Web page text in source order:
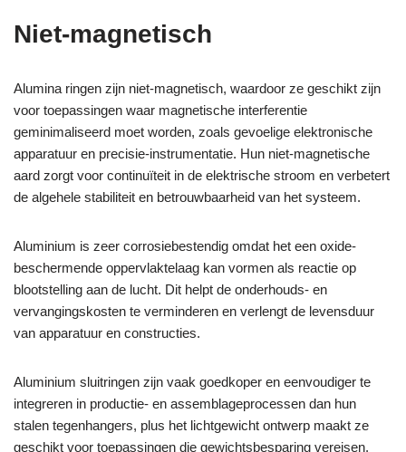
Niet-magnetisch
Alumina ringen zijn niet-magnetisch, waardoor ze geschikt zijn
voor toepassingen waar magnetische interferentie
geminimaliseerd moet worden, zoals gevoelige elektronische
apparatuur en precisie-instrumentatie. Hun niet-magnetische
aard zorgt voor continuïteit in de elektrische stroom en verbetert
de algehele stabiliteit en betrouwbaarheid van het systeem.
Aluminium is zeer corrosiebestendig omdat het een oxide-
beschermende oppervlaktelaag kan vormen als reactie op
blootstelling aan de lucht. Dit helpt de onderhouds- en
vervangingskosten te verminderen en verlengt de levensduur
van apparatuur en constructies.
Aluminium sluitringen zijn vaak goedkoper en eenvoudiger te
integreren in productie- en assemblageprocessen dan hun
stalen tegenhangers, plus het lichtgewicht ontwerp maakt ze
geschikt voor toepassingen die gewichtsbesparing vereisen.